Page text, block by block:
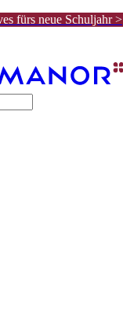
fürs neue Schuljahr >